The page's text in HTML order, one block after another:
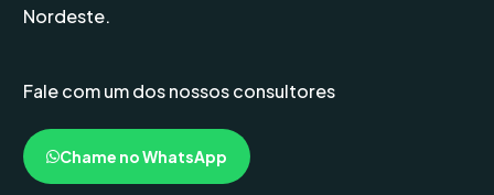
Nordeste.
Fale com um dos nossos consultores
Chame no WhatsApp